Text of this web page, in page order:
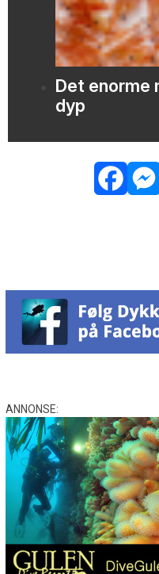
Det enorme
dyp
ANNONSE: